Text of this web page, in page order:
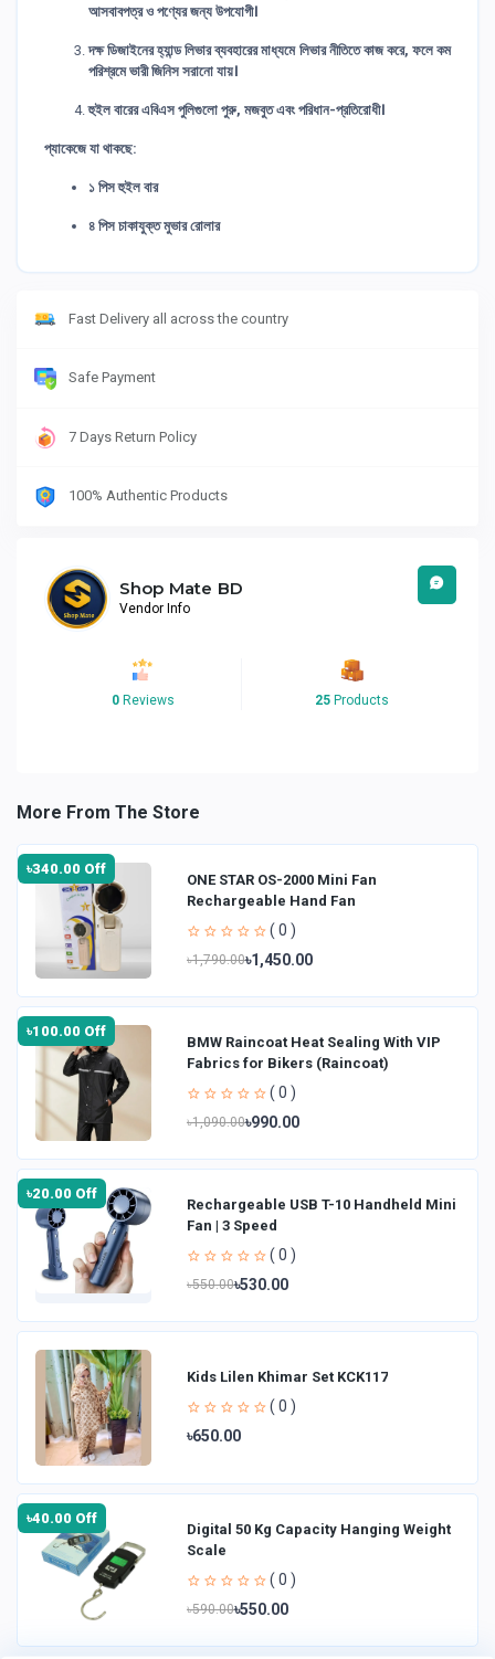
আসবাবপত্র ও পণ্যের জন্য উপযোগী।
দক্ষ ডিজাইনের হ্যান্ড লিভার ব্যবহারের মাধ্যমে লিভার নীতিতে কাজ করে, ফলে কম
পরিশ্রমে ভারী জিনিস সরানো যায়।
হুইল বারের এবিএস পুলিগুলো পুরু, মজবুত এবং পরিধান-প্রতিরোধী।
প্যাকেজে যা থাকছে:
১ পিস হুইল বার
৪ পিস চাকাযুক্ত মুভার রোলার
Fast Delivery all across the country
Safe Payment
7 Days Return Policy
100% Authentic Products
Shop Mate BD
Vendor Info
0 Reviews 25 Products
More From The Store
৳340.00 Off
ONE STAR OS-2000 Mini Fan
Rechargeable Hand Fan
( 0 )
৳1,790.00৳1,450.00
৳100.00 Off
BMW Raincoat Heat Sealing With VIP
Fabrics for Bikers (Raincoat)
( 0 )
৳1,090.00৳990.00
৳20.00 Off
Rechargeable USB T-10 Handheld Mini
Fan | 3 Speed
( 0 )
৳550.00৳530.00
Kids Lilen Khimar Set KCK117
( 0 )
৳650.00
৳40.00 Off
Digital 50 Kg Capacity Hanging Weight
Scale
( 0 )
৳590.00৳550.00